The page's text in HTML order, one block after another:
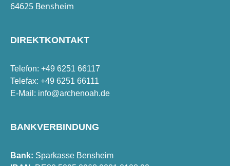
64625 Bensheim
DIREKTKONTAKT
Telefon: +49 6251 66117
Telefax: +49 6251 66111
E-Mail: info@archenoah.de
BANKVERBINDUNG
Bank: Sparkasse Bensheim